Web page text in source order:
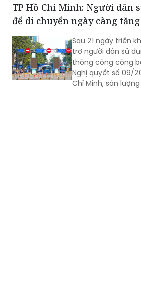
vào giai đoạn
động của mùa
chức thi công 3
vận hành thử từ
thương mại vào
TP Hồ Chí Minh: Người dân
để di chuyển ngày càng tăng
Sau 21 ngày triển
trợ người dân sử
thông công cộng
Nghị quyết số 09/
Chí Minh, sản